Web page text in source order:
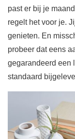
past er bij je
regelt het voor je.
genieten. En
probeer dat eens
gegarandeerd een
standaard